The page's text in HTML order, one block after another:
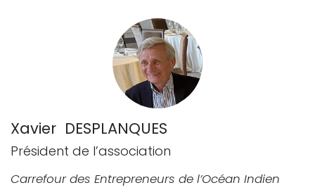
Xavier DESPLANQUES
Président de l’association
Carrefour des Entrepreneurs de l’Océan Indien